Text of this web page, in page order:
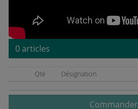
0 articles
Qté Désignation
Commander